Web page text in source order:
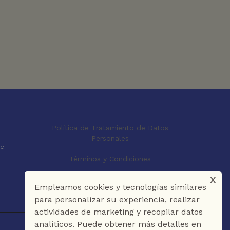
Política de Tratamiento de Datos
Personales
Términos y Condiciones
Empleamos cookies y tecnologías similares
para personalizar su experiencia, realizar
actividades de marketing y recopilar datos
analíticos. Puede obtener más detalles en
x